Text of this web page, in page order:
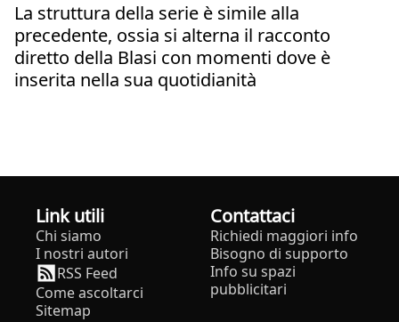
La struttura della serie è simile alla
precedente, ossia si alterna il racconto
diretto della Blasi con momenti dove è
inserita nella sua quotidianità
Link utili
Chi siamo
I nostri autori
RSS Feed
Come ascoltarci
Sitemap
Contattaci
Richiedi maggiori info
Bisogno di supporto
Info su spazi
pubblicitari